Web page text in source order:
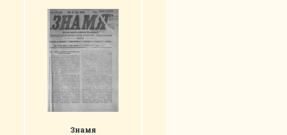
Знамя